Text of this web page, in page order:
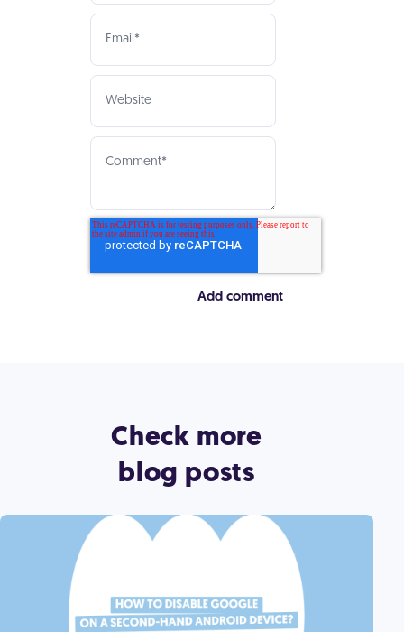
Check more
blog posts